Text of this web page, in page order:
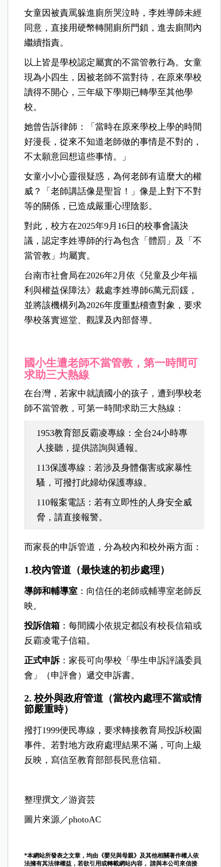
女童因被責罵躲進廁所哭泣時，李姓導師未經
同意，直接用硬幣轉開廁所門鎖，進去廁間內
繼續指責。
以上皆是學校認定屬實的不當管教行為。女童
現為小四生，因被老師不當對待，在原來學校
讀得不開心，三年級下學期已轉學至其他學
校。
她曾告訴律師：「當時在原來學校上學的時間
好漫長，從來不知道老師做的事情是不對的，
不太願意回想這些事情。」
女童小小心靈很疑惑，為何老師有這麼大的權
威？「老師講話像是聖旨！」像是上對下不對
等的關係，已造成嚴重心理陰影。
對此，校方在2025年9月16日的校事會議決
議，認定李姓導師的行為包含「體罰」及「不
當管教」均屬實。
台南市社會局在2026年2月依《兒童及少年福
利與權益保障法》裁處李姓導師6萬元罰鍰，
並將該機構列為2026年度重點稽查對象，要求
學校落實巡堂、觀課及內部督導。
國小生遭老師不當管教，第一時間可
求助三大熱線
在台灣，若家中就讀國小的孩子，遭到學校老
師不當管教，可第一時間求助三大熱線：
1953教育部反霸凌專線：全台24小時專
人接聽，提供諮詢與通報。
113保護專線：若涉及身體傷害或家暴性
騷，可撥打此婦幼保護專線。
110報案電話：若有立即性的人身安全威
脅，請直接報警。
而家長的申訴管道，分為校內和校外兩方面：
1.校內管道（最快速的初步處理）
導師和輔導室 ：向信任的老師或輔導室老師反
映。
投訴信箱 ：每間國小依規定都設有校長信箱或
反霸凌電子信箱。
正式申訴：家長可向學校「學生申訴評議委員
會」（申評會）遞交申訴書。
2. 校外與政府管道（當校內處理不當或情
節嚴重時）
撥打1999便民專線，要求轉接教育局投訴校園
事件。若對地方政府處理結果不滿，可向上級
反映，寫信至教育部部長民意信箱。
整理撰文／游資芸
圖片來源／photoAC
*本網站所發表之文章，均由《嬰兒與母親》及其他相關著作權人依
法擁有其法律權益，若欲引用或轉載網站內容， 請與本公司來信接